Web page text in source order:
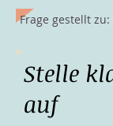
Frage gestellt
Stelle
auf